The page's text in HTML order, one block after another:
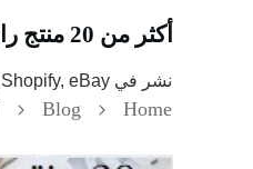
أكثر من 20 منتج رابح من شأنه أن يجعل متجرك الإلكتروني ناجحًا
نشر في Shopify, eBay, منتجات دروبشيبينغ
Home
Blog